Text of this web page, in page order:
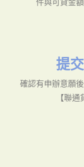
件與可貸金
提
確認有申辦意願
【聯